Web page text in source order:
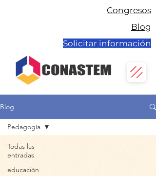
Congresos
Blog
Solicitar información
Blog
Todas las
entradas
educación
Pedagogía